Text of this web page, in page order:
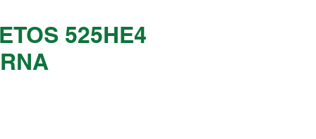
525HE4